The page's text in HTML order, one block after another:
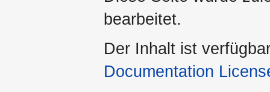
bearbeitet.
Der Inhalt ist
Documentation